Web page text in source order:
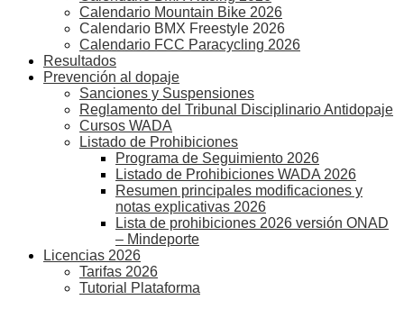
Calendario Mountain Bike 2026
Calendario BMX Freestyle 2026
Calendario FCC Paracycling 2026
Resultados
Prevención al dopaje
Sanciones y Suspensiones
Reglamento del Tribunal Disciplinario Antidopaje
Cursos WADA
Listado de Prohibiciones
Programa de Seguimiento 2026
Listado de Prohibiciones WADA 2026
Resumen principales modificaciones y
notas explicativas 2026
Lista de prohibiciones 2026 versión ONAD
– Mindeporte
Licencias 2026
Tarifas 2026
Tutorial Plataforma